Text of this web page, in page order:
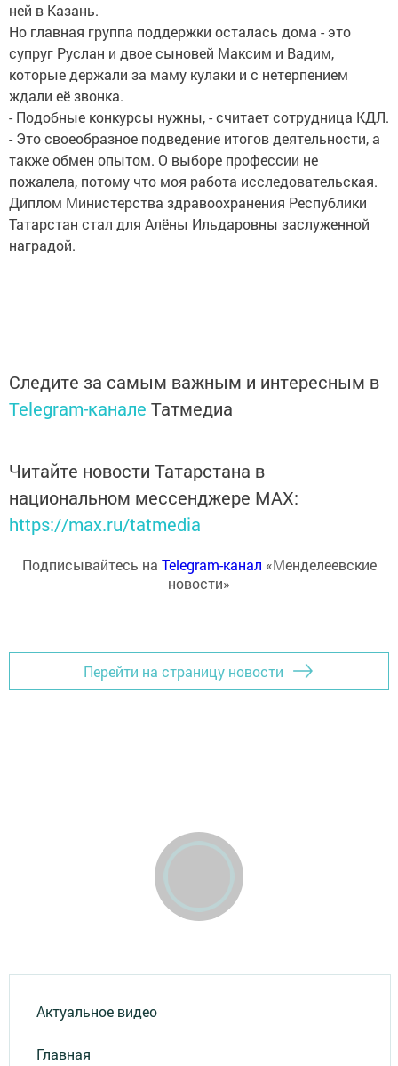
ней в Казань.
Но главная группа поддержки осталась дома - это
супруг Руслан и двое сыновей Максим и Вадим,
которые держали за маму кулаки и с нетерпением
ждали её звонка.
- Подобные конкурсы нужны, - считает сотрудница КДЛ.
- Это своеобразное подведение итогов деятельности, а
также обмен опытом. О выборе профессии не
пожалела, потому что моя работа исследовательская.
Диплом Министерства здравоохранения Республики
Татарстан стал для Алёны Ильдаровны заслуженной
наградой.
Следите за самым важным и интересным в
Telegram-канале Татмедиа
Читайте новости Татарстана в
национальном мессенджере MАХ:
https://max.ru/tatmedia
Подписывайтесь на Telegram-канал «Менделеевские
новости»
Перейти на страницу новости
Актуальное видео
Главная